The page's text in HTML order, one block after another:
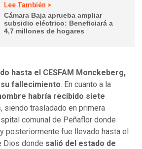
Lee También >
Cámara Baja aprueba ampliar
subsidio eléctrico: Beneficiará a
4,7 millones de hogares
hasta el CESFAM Monckeberg,
fallecimiento. En cuanto a la
habría recibido siete
, siendo trasladado en primera
comunal de Peñaflor donde
posteriormente fue llevado hasta el
Dios donde salió del estado de